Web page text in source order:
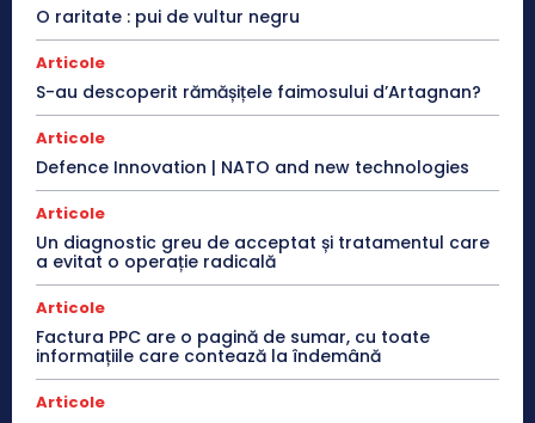
O raritate : pui de vultur negru
Articole
S-au descoperit rămășițele faimosului d’Artagnan?
Articole
Defence Innovation | NATO and new technologies
Articole
Un diagnostic greu de acceptat și tratamentul care
a evitat o operație radicală
Articole
Factura PPC are o pagină de sumar, cu toate
informațiile care contează la îndemână
Articole